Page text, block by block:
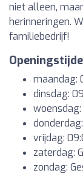
niet alleen,
herinneringen.
familiebedrijf!
maandag:
dinsdag:
vrijdag:
zaterdag:
zondag: